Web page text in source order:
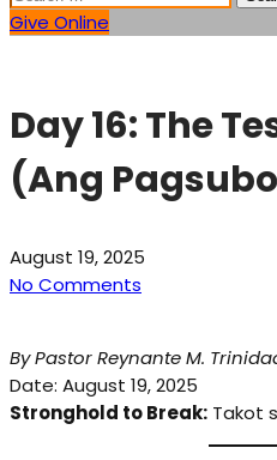
Give Online
Day 16: The
(Ang
August 19, 2025
No Comments
By Pastor Reynante M.
Date: August 19, 2025
Stronghold to Break: Takot